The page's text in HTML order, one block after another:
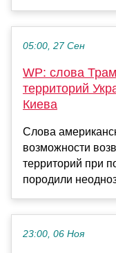
05:00, 27 Сен
WP: слова
территорий
Киева
Слова
возможности
территорий при
породили
23:00, 06 Ноя